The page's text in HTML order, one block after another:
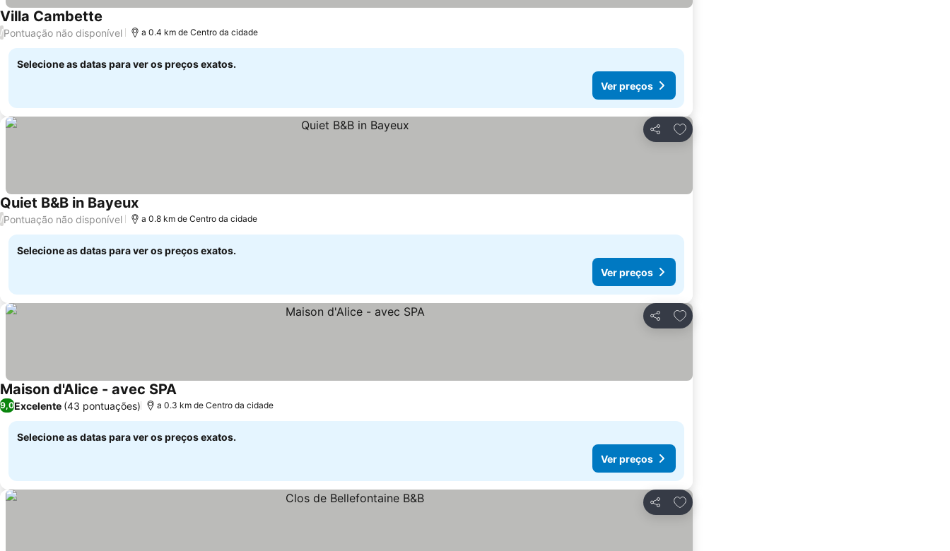
Villa Cambette
/Pontuação não disponível a 0.4 km de Centro da cidade
Selecione as datas para ver os preços exatos.
Ver preços
Partilhar
Adicionar aos favoritos
Quiet B&B in Bayeux
/Pontuação não disponível a 0.8 km de Centro da cidade
Selecione as datas para ver os preços exatos.
Ver preços
Partilhar
Adicionar aos favoritos
Maison d'Alice - avec SPA
9,0Excelente (43 pontuações) a 0.3 km de Centro da cidade
Selecione as datas para ver os preços exatos.
Ver preços
Partilhar
Adicionar aos favoritos